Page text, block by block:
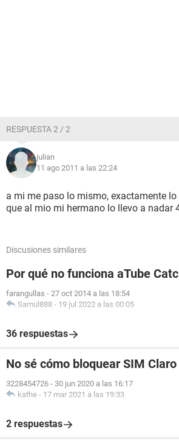
RESPUESTA 2 / 2
julian
11 ago 2011 a las 22:24
a mi me paso lo mismo, exactamente
que al mio mi hermano lo llevo a nadar
Discusiones similares
Por qué no funciona aTube
farangullas - 27 oct 2014 a las 18:54
Samul888 - 19 jul 2022 a las 00:05
36 respuestas
No sé cómo bloquear SIM Claro
3228454726 - 30 jun 2020 a las 16:17
kathe - 17 mar 2021 a las 19:33
2 respuestas